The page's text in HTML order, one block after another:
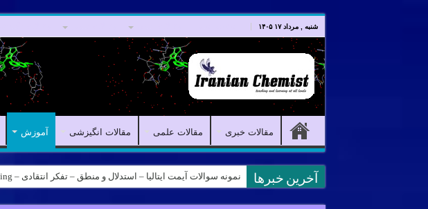
شنبه , مرداد ۱۷ ۱۴۰۵
مقالات خبری مقالات علمی مقالات انگیزشی آموزش
آخرین خبرها نمونه سوالات آیمت ایتالیا – استدلال و منطق – تفکر انتقادی – Logical reasoning – پارت ۸
کانال آیمت ایتالیا در نرم افزار بله – کانال شیمی آیمت استاد نباتی